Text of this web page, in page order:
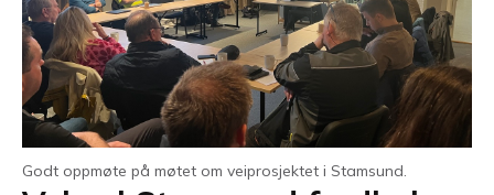
Godt oppmøte på møtet om veiprosjektet i Stamsund.